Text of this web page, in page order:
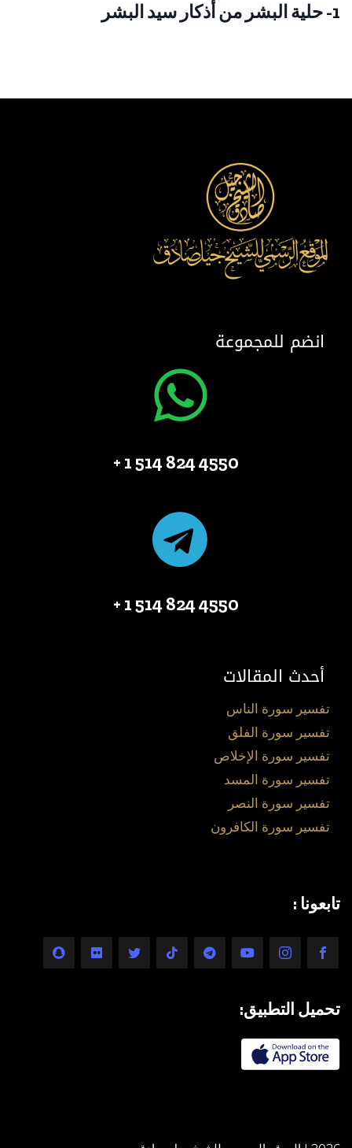
1- حلية البشر من أذكار سيد البشر
انضم للمجموعة
4550 824 514 1 +
4550 824 514 1 +
أحدث المقالات
تفسير سورة الناس
تفسير سورة الفلق
تفسير سورة الإخلاص
تفسير سورة المسد
تفسير سورة النصر
تفسير سورة الكافرون
تابعونا :
تحميل التطبيق: